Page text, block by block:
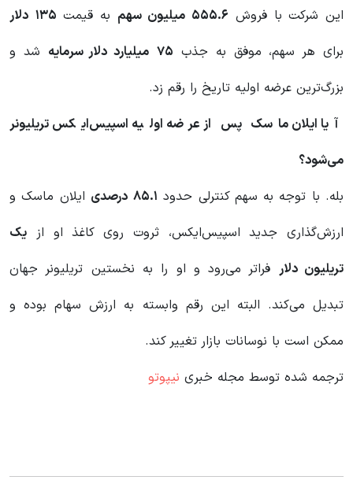
این شرکت با فروش ۵۵۵.۶ میلیون سهم به قیمت ۱۳۵ دلار
برای هر سهم، موفق به جذب ۷۵ میلیارد دلار سرمایه شد و
بزرگ‌ترین عرضه اولیه تاریخ را رقم زد.
آیا ایلان ماسک پس از عرضه اولیه اسپیس‌ایکس تریلیونر
می‌شود؟
بله. با توجه به سهم کنترلی حدود ۸۵.۱ درصدی ایلان ماسک و
ارزش‌گذاری جدید اسپیس‌ایکس، ثروت روی کاغذ او از یک
تریلیون دلار فراتر می‌رود و او را به نخستین تریلیونر جهان
تبدیل می‌کند. البته این رقم وابسته به ارزش سهام بوده و
ممکن است با نوسانات بازار تغییر کند.
ترجمه شده توسط مجله خبری نیپوتو